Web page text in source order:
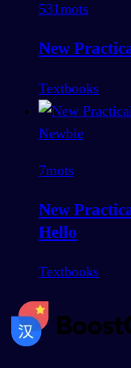
531mots
New
Textbooks
Newbie
7mots
New
Hello
Textbooks